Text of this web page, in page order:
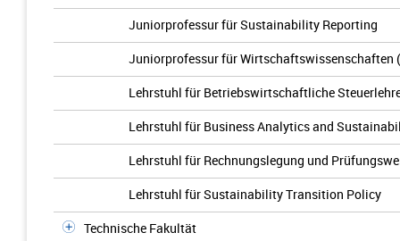
Juniorprofessur für Sustainability Reporting
Juniorprofessur für Wirtschaftswissenschaften
Lehrstuhl für Betriebswirtschaftliche
Lehrstuhl für Business Analytics and
Lehrstuhl für Rechnungslegung und
Lehrstuhl für Sustainability Transition Policy
Technische Fakultät